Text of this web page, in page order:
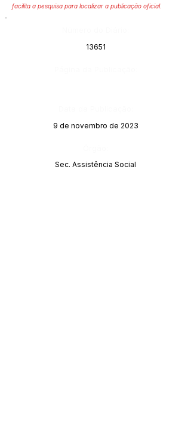
facilita a pesquisa para localizar a publicação oficial.
13651
9 de novembro de 2023
Sec. Assistência Social